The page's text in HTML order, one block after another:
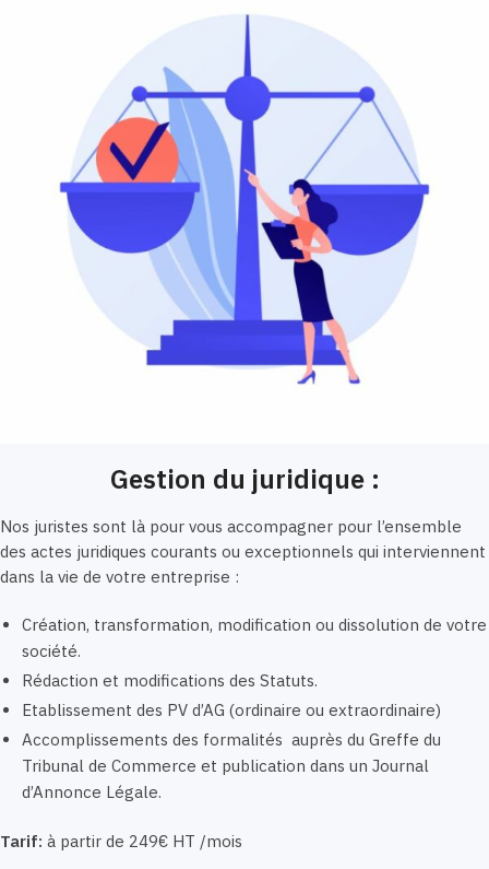
Gestion du juridique :
Nos juristes sont là pour vous accompagner pour l’ensemble
des actes juridiques courants ou exceptionnels qui interviennent
dans la vie de votre entreprise :
Création, transformation, modification ou dissolution de votre
société.
Rédaction et modifications des Statuts.
Etablissement des PV d’AG (ordinaire ou extraordinaire)
Accomplissements des formalités auprès du Greffe du
Tribunal de Commerce et publication dans un Journal
d’Annonce Légale.
Tarif: à partir de 249€ HT /mois